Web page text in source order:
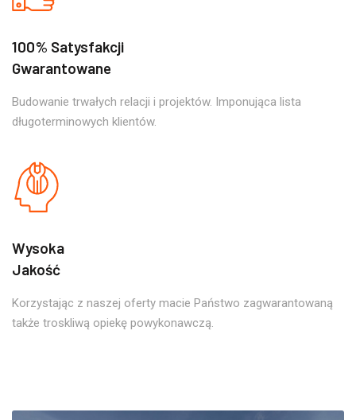
100% Satysfakcji
Gwarantowane
Budowanie trwałych relacji i projektów. Imponująca lista
długoterminowych klientów.
Wysoka
Jakość
Korzystając z naszej oferty macie Państwo zagwarantowaną
także troskliwą opiekę powykonawczą.